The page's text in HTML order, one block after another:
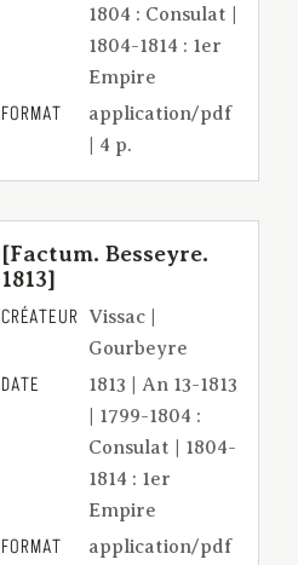
1804 : Consulat |
1804-1814 : 1er
Empire
FORMAT
application/pdf
| 4 p.
[Factum. Besseyre.
1813]
CRÉATEUR Vissac |
Gourbeyre
DATE
1813 | An 13-1813
| 1799-1804 :
Consulat | 1804-
1814 : 1er
Empire
FORMAT
application/pdf